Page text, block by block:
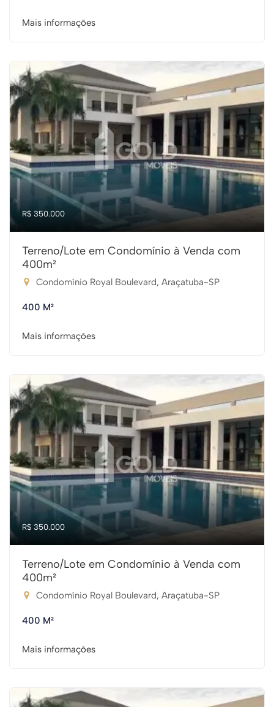
Mais informações
R$ 350.000
Terreno/Lote em Condomínio à Venda com
400m²
Condomínio Royal Boulevard, Araçatuba-SP
400 M²
Mais informações
R$ 350.000
Terreno/Lote em Condomínio à Venda com
400m²
Condomínio Royal Boulevard, Araçatuba-SP
400 M²
Mais informações